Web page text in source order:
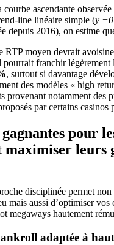
ascendante
linéaire simple (y
depuis 2016), on estime
RTP moyen devrait
pourrait franchir légèrement
, surtout si davantage
des modèles « high
provenant notamment des
par certains casinos
pour
maximiser leurs
disciplinée permet non
mais aussi d’optimiser vos
megaways hautement
adaptée à